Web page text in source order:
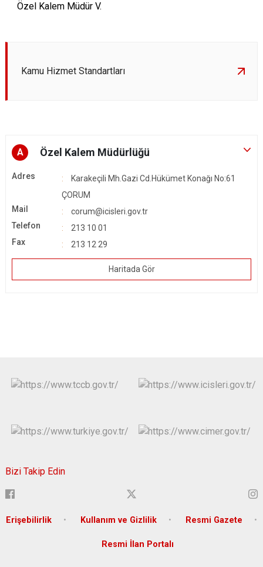
Özel Kalem Müdür V.
Kamu Hizmet Standartları
A Özel Kalem Müdürlüğü
Adres
Karakeçili Mh.Gazi Cd.Hükümet Konağı No:61
ÇORUM
Mail
corum@icisleri.gov.tr
Telefon
213 10 01
Fax
213 12 29
Haritada Gör
Bizi Takip Edin
Erişebilirlik Kullanım ve Gizlilik Resmi Gazete
Resmi İlan Portalı